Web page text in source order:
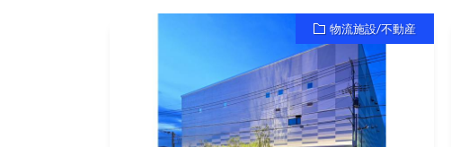
物流施設/不動産